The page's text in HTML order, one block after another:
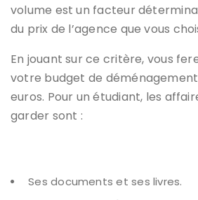
volume est un facteur
du prix de l’agence que vous
En jouant sur ce critère, vous
votre budget de
euros. Pour un étudiant, les
garder sont :
Ses documents et ses livres.